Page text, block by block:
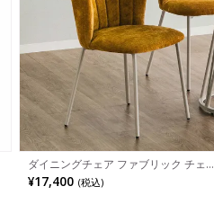
ダイニングチェア ファブリック チェア
食卓椅子 貝殻 椅子 ダイニング チェア
ー おしゃれ 韓国風 イス 北欧 モダン グ
¥17,400 (税込)